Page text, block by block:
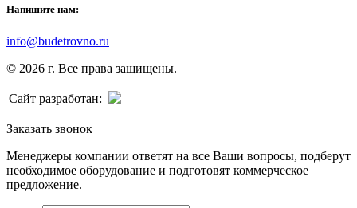
Напишите нам:
info@budetrovno.ru
© 2026 г. Все права защищены.
Сайт разработан:
Заказать звонок
Менеджеры компании ответят на все Ваши вопросы, подберут
необходимое оборудование и подготовят коммерческое
предложение.